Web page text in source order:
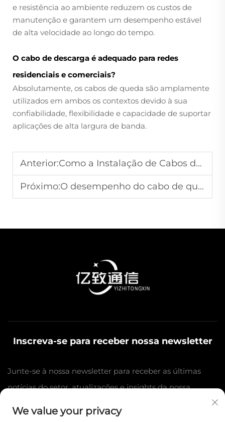
e resistência ao ambiente reduzem os custos de
manutenção e garantem um desempenho estável
de alta velocidade ao longo do tempo.
O cabo de descarga é adequado para redes
residenciais e comerciais?
Absolutamente, os cabos de queda são amplamente
utilizados em ambos os contextos devido à sua
confiabilidade, flexibilidade e capacidade de suportar
aplicações de alta largura de banda.
Anterior:Como a Instalação de Cabos de Comunicação Afeta o Desempenho?
Próximo:O desempenho do cabo de queda pode ser afetado pelas condições climáticas?
Inscreva-se para receber nossa newsletter
Junte-se à nossa newsletter para receber as últimas
notícias do setor, atualizações e insights da nossa
We value your privacy